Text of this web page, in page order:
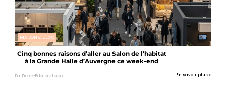
MAISON & DÉCO
Cinq bonnes raisons d’aller au Salon de l’habitat
à la Grande Halle d’Auvergne ce week-end
Par Pierre-Edouard Laigo En savoir plus »